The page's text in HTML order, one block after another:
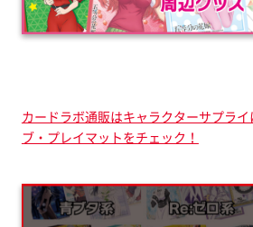
カードラボ通販はキャラクターサプラ
ブ・プレイマットをチェック！